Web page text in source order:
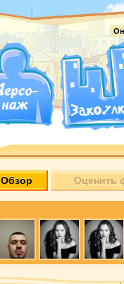
Обзор Оценить